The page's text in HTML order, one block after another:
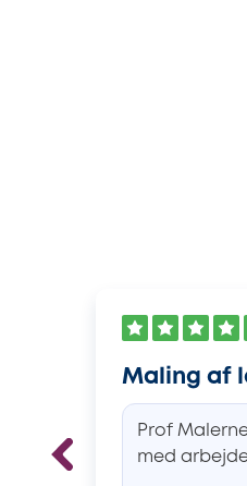
Maling af
Prof
med